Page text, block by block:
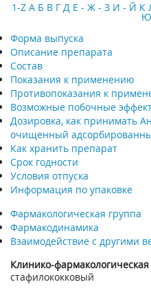
1-Z А Б В Г Д Е - Ж - З И - Й К
Ю
Форма выпуска
Описание препарата
Состав
Показания к применению
Противопоказания к
Возможные побочные
Дозировка, как принимать
очищенный
Как хранить препарат
Срок годности
Условия отпуска
Информация по упаковке
Фармакологическая группа
Фармакодинамика
Взаимодействие с другими
Клинико-
стафилококковый